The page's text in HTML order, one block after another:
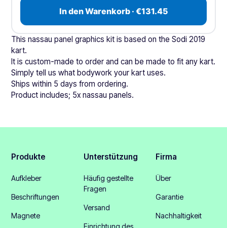
In den Warenkorb · €131.45
This nassau panel graphics kit is based on the Sodi 2019
kart.
It is custom-made to order and can be made to fit any kart.
Simply tell us what bodywork your kart uses.
Ships within 5 days from ordering.
Product includes; 5x nassau panels.
Produkte
Aufkleber
Beschriftungen
Magnete
Unterstützung
Häufig gestellte
Fragen
Versand
Firma
Über
Garantie
Nachhaltigkeit